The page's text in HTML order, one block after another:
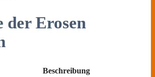
der Erosen
Beschreibung